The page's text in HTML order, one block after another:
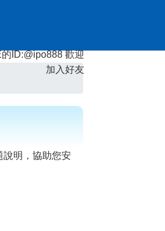
的ID:@ipo888 歡迎
加入好友
說明，協助您安